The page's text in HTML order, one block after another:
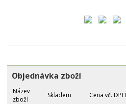
Objednávka zboží
Název
zboží
Skladem Cena vč. DPH